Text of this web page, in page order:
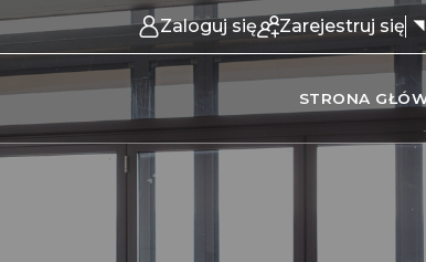
Zaloguj się Zarejestruj się
STRONA